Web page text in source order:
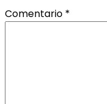
Comentario *